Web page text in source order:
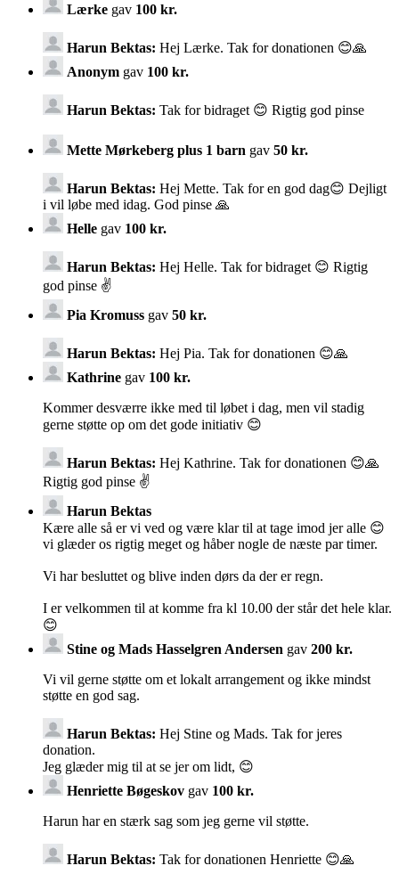
Lærke gav 100 kr.
Harun Bektas: Hej Lærke. Tak for donationen 😊🙏
Anonym gav 100 kr.
Harun Bektas: Tak for bidraget 😊 Rigtig god pinse
Mette Mørkeberg plus 1 barn gav 50 kr.
Harun Bektas: Hej Mette. Tak for en god dag😊 Dejligt
i vil løbe med idag. God pinse 🙏
Helle gav 100 kr.
Harun Bektas: Hej Helle. Tak for bidraget 😊 Rigtig
god pinse ✌️
Pia Kromuss gav 50 kr.
Harun Bektas: Hej Pia. Tak for donationen 😊🙏
Kathrine gav 100 kr.
Kommer desværre ikke med til løbet i dag, men vil stadig
gerne støtte op om det gode initiativ 😊
Harun Bektas: Hej Kathrine. Tak for donationen 😊🙏
Rigtig god pinse ✌️
Harun Bektas
Kære alle så er vi ved og være klar til at tage imod jer alle 😊
vi glæder os rigtig meget og håber nogle de næste par timer.
Vi har besluttet og blive inden dørs da der er regn.
I er velkommen til at komme fra kl 10.00 der står det hele klar.
😊
Stine og Mads Hasselgren Andersen gav 200 kr.
Vi vil gerne støtte om et lokalt arrangement og ikke mindst
støtte en god sag.
Harun Bektas: Hej Stine og Mads. Tak for jeres
donation.
Jeg glæder mig til at se jer om lidt, 😊
Henriette Bøgeskov gav 100 kr.
Harun har en stærk sag som jeg gerne vil støtte.
Harun Bektas: Tak for donationen Henriette 😊🙏